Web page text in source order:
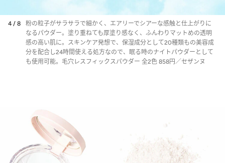
4 / 8
粉の粒子がサラサラで細かく、エアリーでシアーな感触と仕上がりに
なるパウダー。塗り重ねても厚塗り感なく、ふんわりマットめの透明
感の高い肌に。スキンケア発想で、保湿成分として20種類もの美容成
分を配合し24時間使える処方なので、眠る時のナイトパウダーとして
も使用可能。毛穴レスフィックスパウダー 全2色 858円／セザンヌ